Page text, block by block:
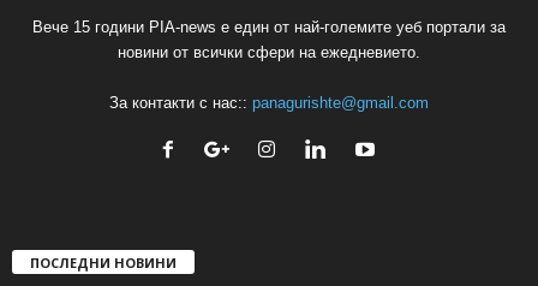
Вече 15 години PIA-news е един от най-големите уеб портали за
новини от всички сфери на ежедневието.
За контакти с нас:: panagurishte@gmail.com
ПОСЛЕДНИ НОВИНИ